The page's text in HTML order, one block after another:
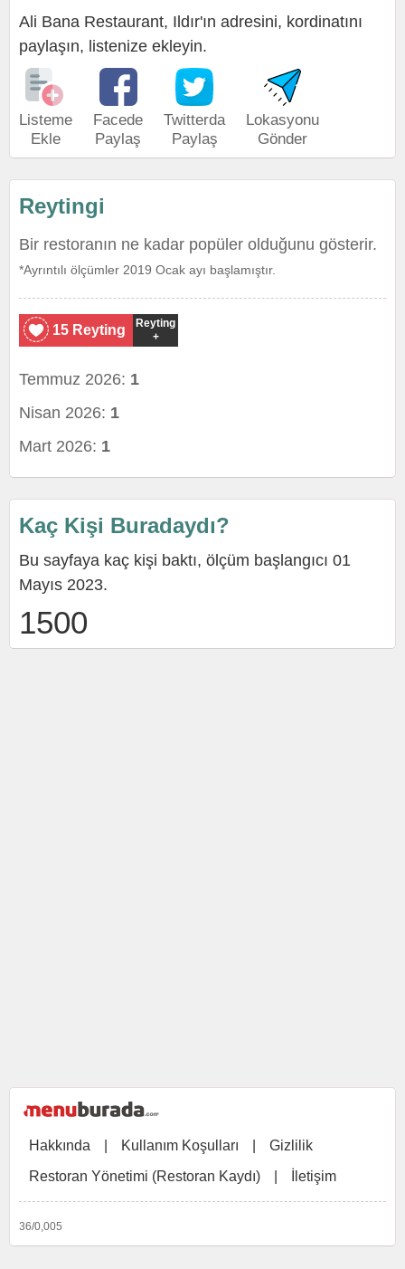
Ali Bana Restaurant, Ildır'ın adresini, kordinatını
paylaşın, listenize ekleyin.
Listeme
Ekle
Facede
Paylaş
Twitterda
Paylaş
Lokasyonu
Gönder
Reytingi
Bir restoranın ne kadar popüler olduğunu gösterir.
*Ayrıntılı ölçümler 2019 Ocak ayı başlamıştır.
15 Reyting
Reyting
+
Temmuz 2026: 1
Nisan 2026: 1
Mart 2026: 1
Kaç Kişi Buradaydı?
Bu sayfaya kaç kişi baktı, ölçüm başlangıcı 01
Mayıs 2023.
1500
Hakkında Kullanım Koşulları
Gizlilik
Restoran Yönetimi (Restoran Kaydı)
İletişim
36/0,005